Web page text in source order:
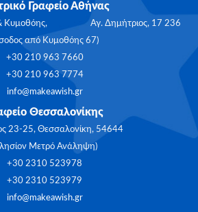
Γραφείο Αθήνας
& Κυμοθόης, Αγ. Δημήτριος, 17 236
από Κυμοθόης 67)
+30 210 963 7660
+30 210 963 7774
info@makeawish.gr
Θεσσαλονίκης
23-25, Θεσσαλονίκη, 54644
Μετρό Ανάληψη)
+30 2310 523978
+30 2310 523979
info@makeawish.gr